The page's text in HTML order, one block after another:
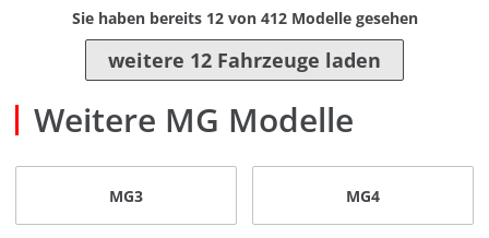
Sie haben bereits 12von 412Modelle gesehen
weitere 12 Fahrzeuge laden
Weitere MG Modelle
MG3 MG4